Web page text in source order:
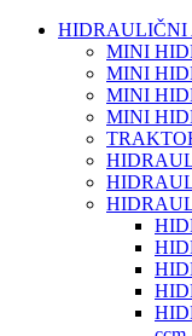
HIDRAULIČNI
MINI
MINI
MINI
MINI